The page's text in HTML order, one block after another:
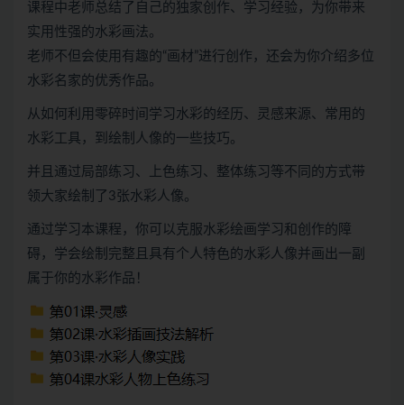
课程中老师总结了自己的独家创作、学习经验，为你带来
实用性强的水彩画法。
老师不但会使用有趣的“画材”进行创作，还会为你介绍多位
水彩名家的优秀作品。
从如何利用零碎时间学习水彩的经历、灵感来源、常用的
水彩工具，到绘制人像的一些技巧。
并且通过局部练习、上色练习、整体练习等不同的方式带
领大家绘制了3张水彩人像。
通过学习本课程，你可以克服水彩绘画学习和创作的障
碍，学会绘制完整且具有个人特色的水彩人像并画出一副
属于你的水彩作品！